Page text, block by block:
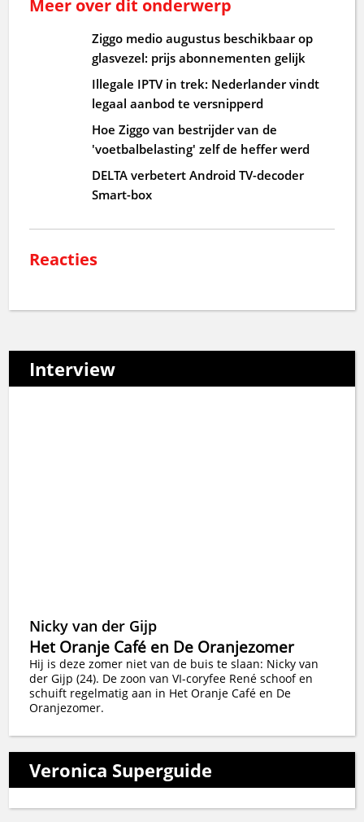
Meer over dit onderwerp
Ziggo medio augustus beschikbaar op
glasvezel: prijs abonnementen gelijk
Illegale IPTV in trek: Nederlander vindt
legaal aanbod te versnipperd
Hoe Ziggo van bestrijder van de
'voetbalbelasting' zelf de heffer werd
DELTA verbetert Android TV-decoder
Smart-box
Reacties
Interview
Nicky van der Gijp
Het Oranje Café en De Oranjezomer
Hij is deze zomer niet van de buis te slaan: Nicky van
der Gijp (24). De zoon van VI-coryfee René schoof en
schuift regelmatig aan in Het Oranje Café en De
Oranjezomer.
Veronica Superguide